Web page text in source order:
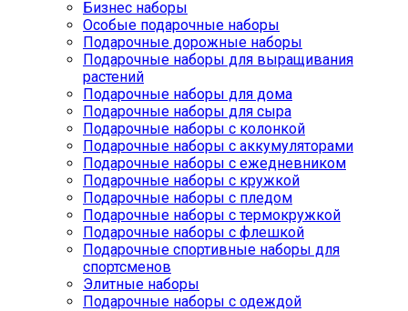
Бизнес наборы
Особые подарочные наборы
Подарочные дорожные наборы
Подарочные наборы для выращивания
растений
Подарочные наборы для дома
Подарочные наборы для сыра
Подарочные наборы с колонкой
Подарочные наборы с аккумуляторами
Подарочные наборы с ежедневником
Подарочные наборы с кружкой
Подарочные наборы с пледом
Подарочные наборы с термокружкой
Подарочные наборы с флешкой
Подарочные спортивные наборы для
спортсменов
Элитные наборы
Подарочные наборы с одеждой